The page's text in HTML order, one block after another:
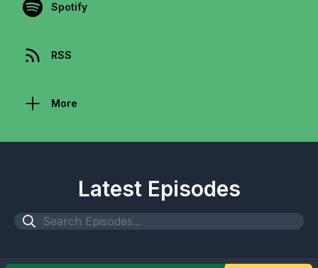
Spotify
RSS
More
Latest Episodes